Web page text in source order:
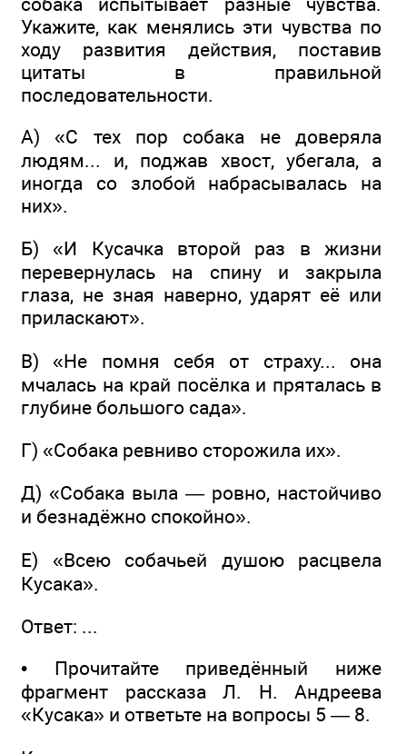
Укажите, как менялись эти чувства по
ходу развития действия, поставив
цитаты в правильной
последовательности.
А) «С тех пор собака не доверяла
людям... и, поджав хвост, убегала, а
иногда со злобой набрасывалась на
них».
Б) «И Кусачка второй раз в жизни
перевернулась на спину и закрыла
глаза, не зная наверно, ударят её или
приласкают».
В) «Не помня себя от страху... она
мчалась на край посёлка и пряталась в
глубине большого сада».
Г) «Собака ревниво сторожила их».
Д) «Собака выла — ровно, настойчиво
и безнадёжно спокойно».
Е) «Всею собачьей душою расцвела
Кусака».
Ответ: ...
• Прочитайте приведённый ниже
фрагмент рассказа Л. Н. Андреева
«Кусака» и ответьте на вопросы 5 — 8.